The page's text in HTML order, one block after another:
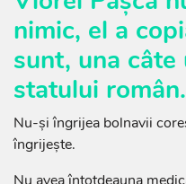
nimic, el a
sunt, una câte
statului român.
Nu-și îngrijea bolnavii
îngrijește.